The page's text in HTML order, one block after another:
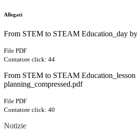
Allegati
From STEM to STEAM Education_day
File PDF
Contatore click: 44
From STEM to STEAM Education_lesson
planning_compressed.pdf
File PDF
Contatore click: 40
Notizie